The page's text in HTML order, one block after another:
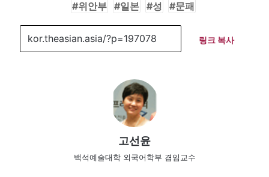
위안부 일본 성 문패
링크 복사
고선윤
백석예술대학 외국어학부 겸임교수